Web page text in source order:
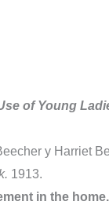
of Young
y Harriet
1913.
in the home.